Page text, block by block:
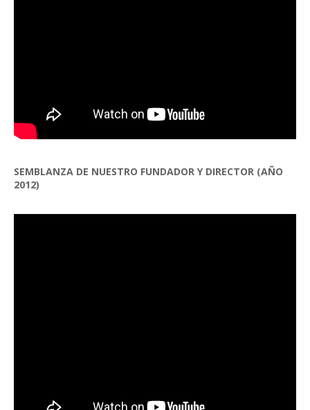
SEMBLANZA DE NUESTRO FUNDADOR Y DIRECTOR (AÑO
2012)